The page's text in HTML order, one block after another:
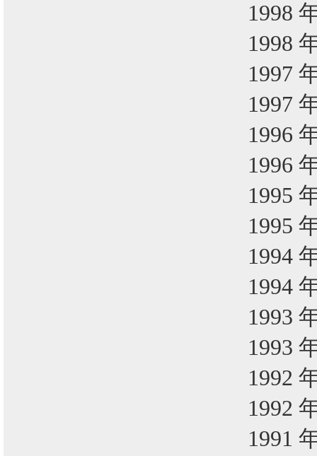
1998
1998
1997
1997
1996
1996
1995
1995
1994
1994
1993
1993
1992
1992
1991